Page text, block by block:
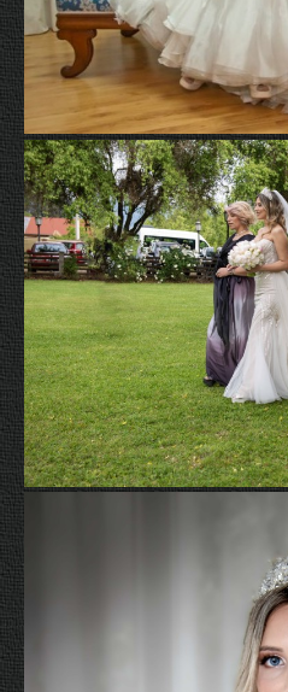
Matrimonios